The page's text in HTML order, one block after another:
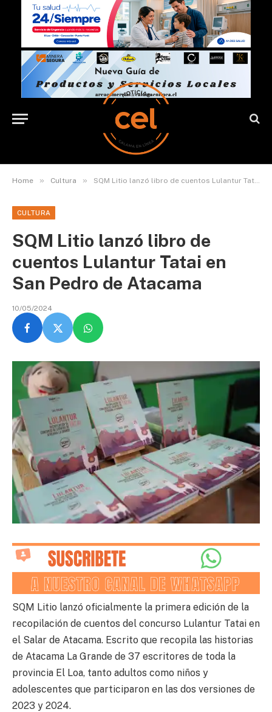
Home » Cultura » SQM Litio lanzó libro de cuentos Lulantur Tatai en San Pedro de Atacama
CULTURA
SQM Litio lanzó libro de
cuentos Lulantur Tatai en
San Pedro de Atacama
10/05/2024
SQM Litio lanzó oficialmente la primera edición de la
recopilación de cuentos del concurso Lulantur Tatai en
el Salar de Atacama. Escrito que recopila las historias
de Atacama La Grande de 37 escritores de toda la
provincia El Loa, tanto adultos como niños y
adolescentes que participaron en las dos versiones de
2023 y 2024.